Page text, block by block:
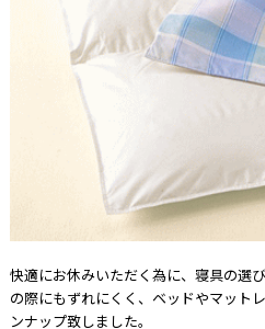
快適にお休みいただく為に、寝具の選
の際にもずれにくく、ベッドやマット
ンナップ致しました。